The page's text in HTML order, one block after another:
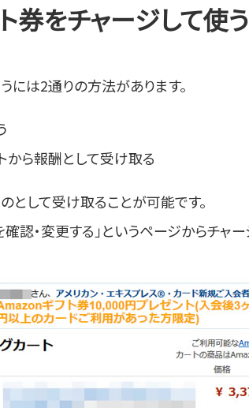
券をチャージして使
には2通りの方法があります。
から報酬として受け取る
として受け取ることが可能です。
認・変更する」というページからチャ